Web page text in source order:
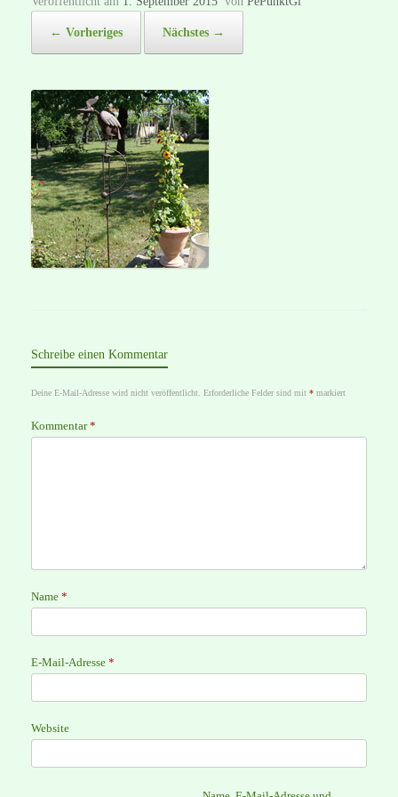
← Vorheriges Nächstes →
Schreibe einen Kommentar
Deine E-Mail-Adresse wird nicht veröffentlicht. Erforderliche Felder sind mit * markiert
Kommentar*
Name *
E-Mail-Adresse *
Website